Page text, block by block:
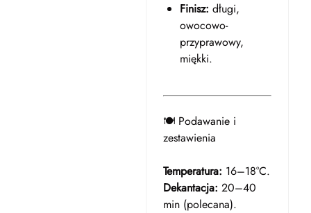
Finisz: długi,
owocowo-
przyprawowy,
miękki.
🍽️ Podawanie i
zestawienia
Temperatura: 16–18°C.
Dekantacja: 20–40
min (polecana).